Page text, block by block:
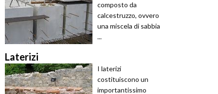
composto da
calcestruzzo, ovvero
una miscela di sabbia
...
Laterizi
I laterizi
costituiscono un
importantissimo